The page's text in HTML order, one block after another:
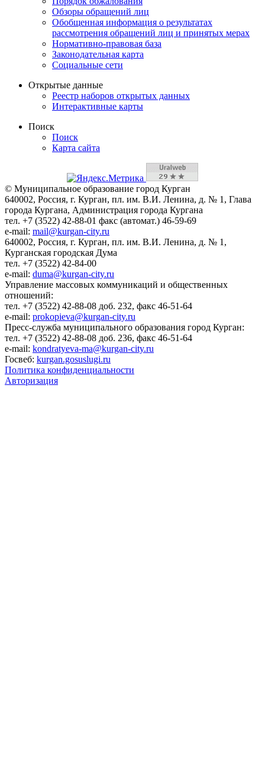
Обзоры обращений лиц
Обобщенная информация о результатах
рассмотрения обращений лиц и принятых мерах
Нормативно-правовая база
Законодательная карта
Социальные сети
Открытые данные
Реестр наборов открытых данных
Интерактивные карты
Поиск
Поиск
Карта сайта
© Муниципальное образование город Курган
640002, Россия, г. Курган, пл. им. В.И. Ленина, д. № 1, Глава
города Кургана, Администрация города Кургана
тел. +7 (3522) 42-88-01 факс (автомат.) 46-59-69
e-mail: mail@kurgan-city.ru
640002, Россия, г. Курган, пл. им. В.И. Ленина, д. № 1,
Курганская городская Дума
тел. +7 (3522) 42-84-00
e-mail: duma@kurgan-city.ru
Управление массовых коммуникаций и общественных
отношений:
тел. +7 (3522) 42-88-08 доб. 232, факс 46-51-64
e-mail: prokopieva@kurgan-city.ru
Пресс-служба муниципального образования город Курган:
тел. +7 (3522) 42-88-08 доб. 236, факс 46-51-64
e-mail: kondratyeva-ma@kurgan-city.ru
Госвеб: kurgan.gosuslugi.ru
Политика конфиденциальности
Авторизация